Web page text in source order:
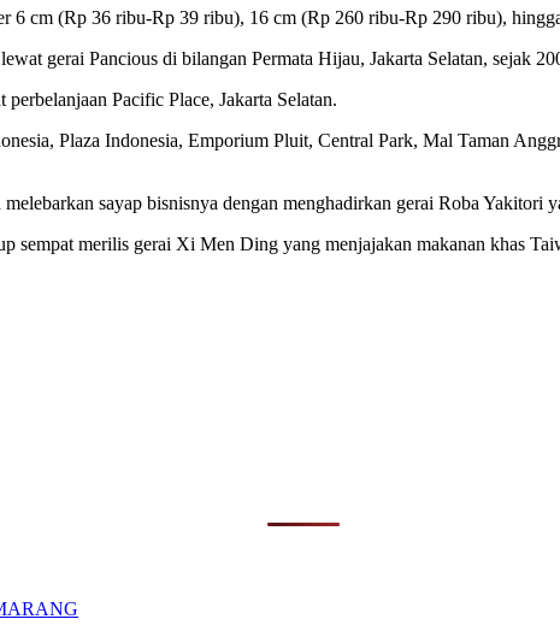
6 cm (Rp 36 ribu-Rp 39 ribu), 16 cm (Rp 260 ribu-Rp 290 ribu),
gerai Pancious di bilangan Permata Hijau, Jakarta Selatan, sejak
Pacific Place, Jakarta Selatan.
Plaza Indonesia, Emporium Pluit, Central Park, Mal Taman
sayap bisnisnya dengan menghadirkan gerai Roba Yakitori
sempat merilis gerai Xi Men Ding yang menjajakan makanan khas